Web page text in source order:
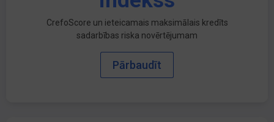
CrefoScore un ieteicamais maksimālais kredīts
sadarbības riska novērtējumam
Pārbaudīt